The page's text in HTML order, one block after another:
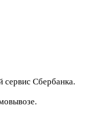
Сбербанка.